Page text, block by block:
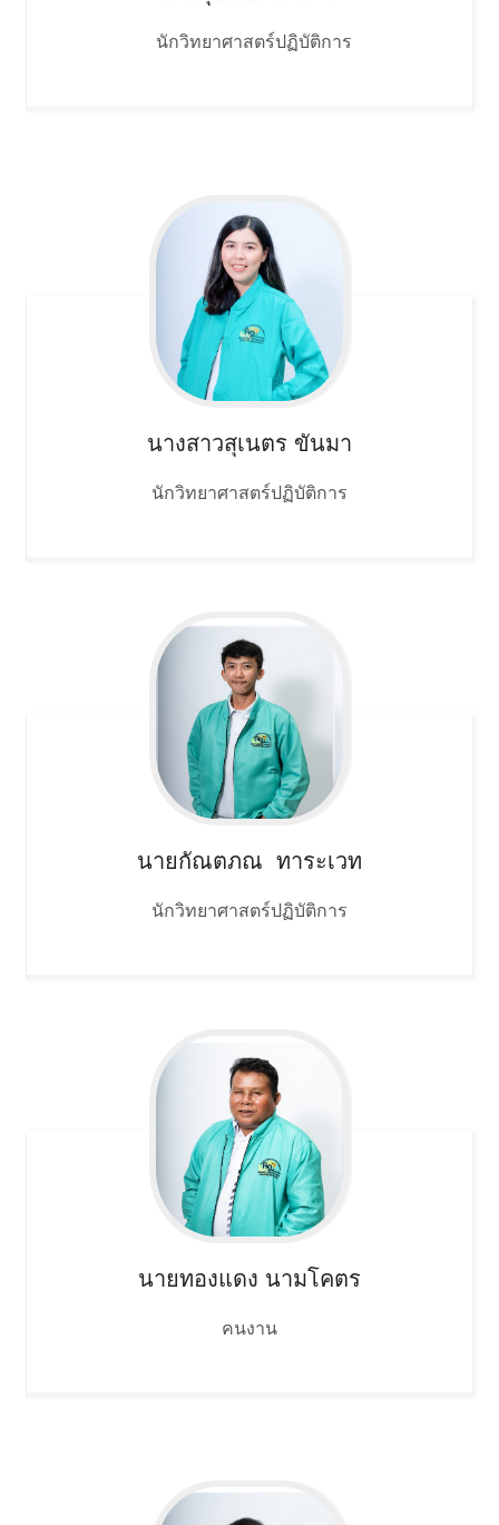
นักวิทยาศาสตร์ปฏิบัติการ
นางสาวสุเนตร ขันมา
นักวิทยาศาสตร์ปฏิบัติการ
นายกัณตภณ ทาระเวท
นักวิทยาศาสตร์ปฏิบัติการ
นายทองแดง นามโคตร
คนงาน